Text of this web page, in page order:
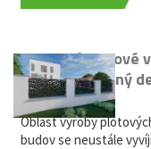
Moderní plotové
kovů: výjimečný
žádná údržba
Oblast výroby
budov se neustále